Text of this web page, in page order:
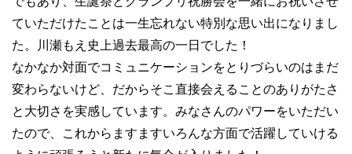
ていただけたことは一生忘れない特別な思い出になりまし
た。川瀬もえ史上過去最高の一日でした！
なかなか対面でコミュニケーションをとりづらいのはまだ
変わらないけど、だからそこ直接会えることのありがたさ
と大切さを実感しています。みなさんのパワーをいただい
たので、これからますますいろんな方面で活躍していける